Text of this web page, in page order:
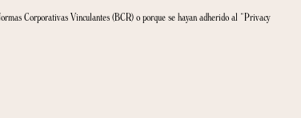
automáticas y elaboración de perfiles.